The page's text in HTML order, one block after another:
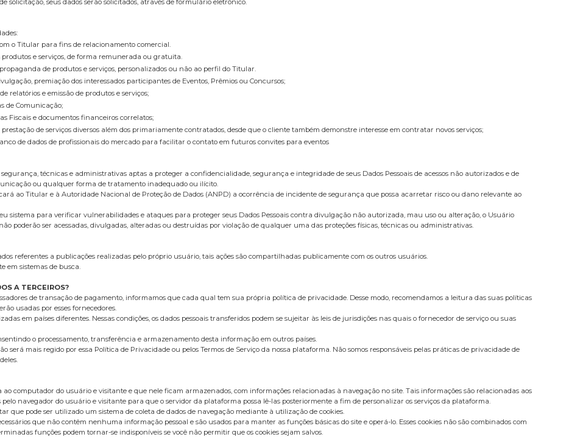
seus dados serão solicitados, através de formulário eletrônico.
o Titular para fins de relacionamento comercial.
e serviços, de forma remunerada ou gratuita.
de produtos e serviços, personalizados ou não ao perfil do Titular.
premiação dos interessados participantes de Eventos, Prêmios ou Concursos;
relatórios e emissão de produtos e serviços;
de Comunicação;
Fiscais e documentos financeiros correlatos;
de serviços diversos além dos primariamente contratados, desde que o cliente também demonstre interesse em contratar novos serviços;
de dados de profissionais do mercado para facilitar o contato em futuros convites para eventos
técnicas e administrativas aptas a proteger a confidencialidade, segurança e integridade de seus Dados Pessoais de acessos não autorizados e de
ou qualquer forma de tratamento inadequado ou ilícito.
ao Titular e à Autoridade Nacional de Proteção de Dados (ANPD) a ocorrência de incidente de segurança que possa acarretar risco ou dano relevante ao
sistema para verificar vulnerabilidades e ataques para proteger seus Dados Pessoais contra divulgação não autorizada, mau uso ou alteração, o Usuário
poderão ser acessadas, divulgadas, alteradas ou destruídas por violação de qualquer uma das proteções físicas, técnicas ou administrativas.
referentes a publicações realizadas pelo próprio usuário, tais ações são compartilhadas publicamente com os outros usuários.
em sistemas de busca.
A TERCEIROS?
de transação de pagamento, informamos que cada qual tem sua própria política de privacidade. Desse modo, recomendamos a leitura das suas políticas
usadas por esses fornecedores.
em países diferentes. Nessas condições, os dados pessoais transferidos podem se sujeitar às leis de jurisdições nas quais o fornecedor de serviço ou suas
o processamento, transferência e armazenamento desta informação em outros países.
será mais regido por essa Política de Privacidade ou pelos Termos de Serviço da nossa plataforma. Não somos responsáveis pelas práticas de privacidade de
computador do usuário e visitante e que nele ficam armazenados, com informações relacionadas à navegação no site. Tais informações são relacionadas aos
pelo navegador do usuário e visitante para que o servidor da plataforma possa lê-las posteriormente a fim de personalizar os serviços da plataforma.
que pode ser utilizado um sistema de coleta de dados de navegação mediante à utilização de cookies.
que não contêm nenhuma informação pessoal e são usados para manter as funções básicas do site e operá-lo. Esses cookies não são combinados com
funções podem tornar-se indisponíveis se você não permitir que os cookies sejam salvos.